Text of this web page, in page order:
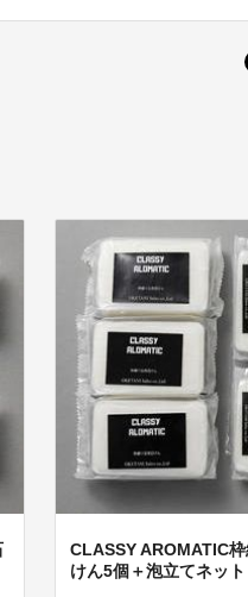
CLASSY AROMATIC
けん5個＋泡立てネッ